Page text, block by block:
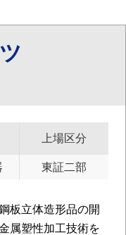
上場区分
東証二部
板立体造形品の開
属塑性加工技術を